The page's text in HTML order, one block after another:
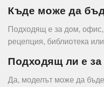
Къде може да
Подходящ е за дом, офис,
рецепция, библиотека
Подходящ ли е за
Да, моделът може да бъде